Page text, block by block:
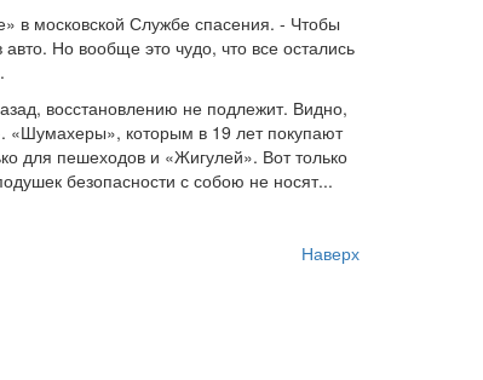
в московской Службе спасения. - Чтобы
Но вообще это чудо, что все остались
восстановлению не подлежит. Видно,
которым в 19 лет покупают
для пешеходов и «Жигулей». Вот только
безопасности с собою не носят...
Наверх